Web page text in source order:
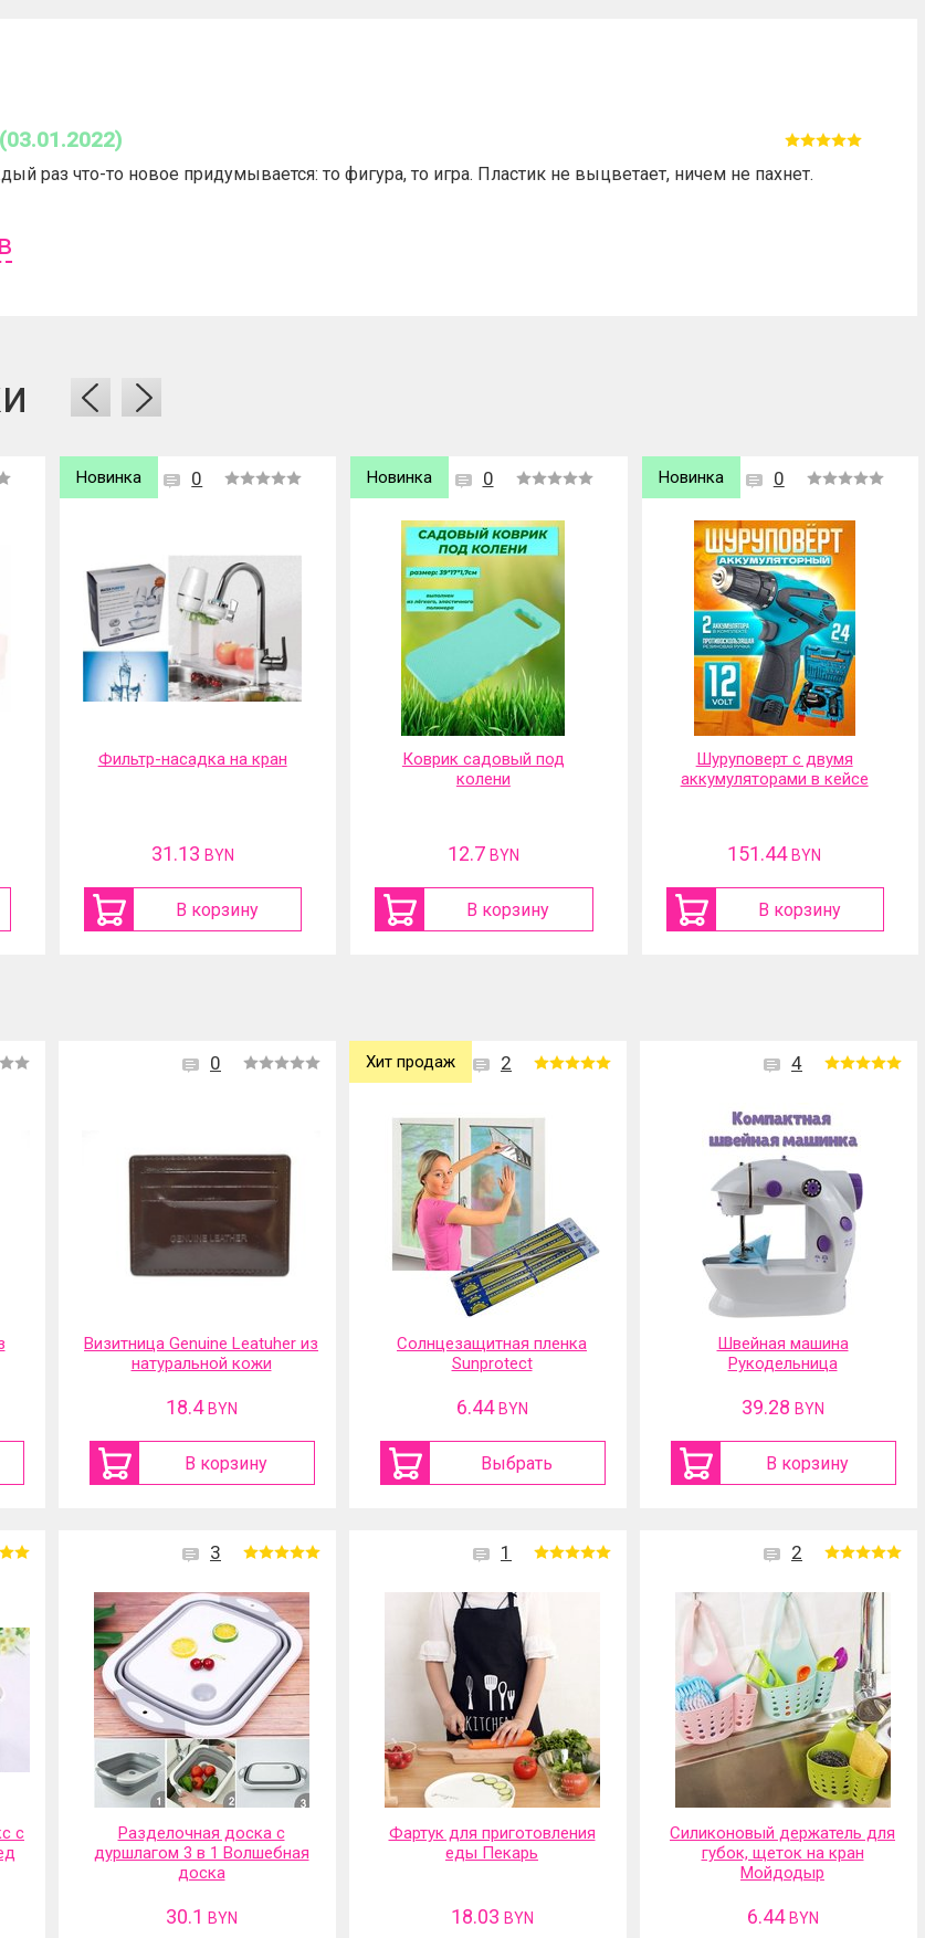
(03.01.2022)
раз что-то новое придумывается: то фигура, то игра. Пластик не выцветает, ничем не пахнет.
0
Новинка
Фильтр-насадка на кран
31.13 BYN
В корзину
0
Новинка
Коврик садовый под
колени
12.7 BYN
В корзину
0
Новинка
Шуруповерт с двумя
аккумуляторами в кейсе
151.44BYN
В корзину
0
Визитница Genuine Leatuher из
натуральной кожи
18.4 BYN
В корзину
2
Хит продаж
Солнцезащитная пленка
Sunprotect
6.44 BYN
Выбрать
4
Швейная машина
Рукодельница
39.28 BYN
В корзину
с
3
Разделочная доска с
дуршлагом 3 в 1 Волшебная
доска
30.1 BYN
1
Фартук для приготовления
еды Пекарь
18.03 BYN
2
Силиконовый держатель для
губок, щеток на кран
Мойдодыр
6.44 BYN